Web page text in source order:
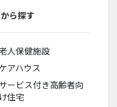
ら探す
人保健施設
ケアハウス
サービス付き高齢者向
け住宅